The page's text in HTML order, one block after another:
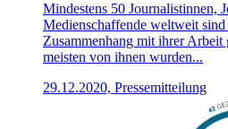
Mindestens 50 Journalistinnen,
Medienschaffende weltweit
Zusammenhang mit ihrer
meisten von ihnen wurden...
29.12.2020, Pressemitteilung